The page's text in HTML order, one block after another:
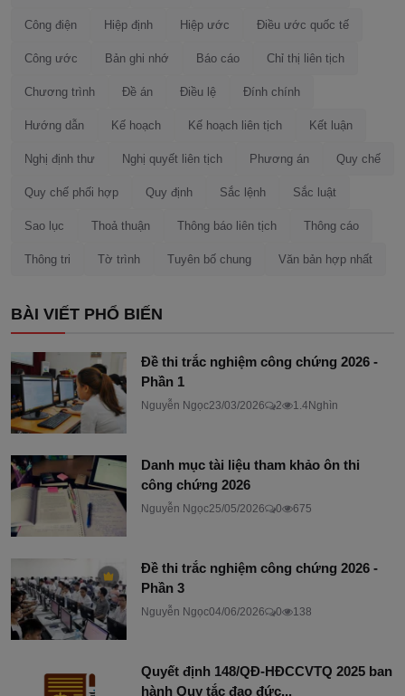
Công điện Hiệp định Hiệp ước Điều ước quốc tế
Công ước Bản ghi nhớ Báo cáo Chỉ thị liên tịch
Chương trình Đề án Điều lệ Đính chính
Hướng dẫn Kế hoạch Kế hoạch liên tịch Kết luận
Nghị định thư Nghị quyết liên tịch Phương án Quy chế
Quy chế phối hợp Quy định Sắc lệnh Sắc luật
Sao lục Thoả thuận Thông báo liên tịch Thông cáo
Thông tri Tờ trình Tuyên bố chung Văn bản hợp nhất
BÀI VIẾT PHỔ BIẾN
Đề thi trắc nghiệm công chứng 2026 -
Phần 1
Nguyễn Ngọc23/03/2026 2 1.4Nghìn
Danh mục tài liệu tham khảo ôn thi
công chứng 2026
Nguyễn Ngọc25/05/2026 0 675
Đề thi trắc nghiệm công chứng 2026 -
Phần 3
Nguyễn Ngọc04/06/2026 0 138
Quyết định 148/QĐ-HĐCCVTQ 2025 ban
hành Quy tắc đạo đức...